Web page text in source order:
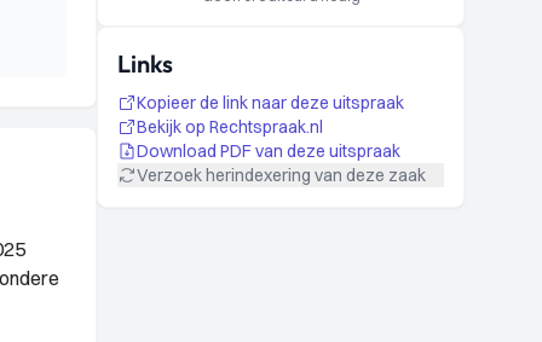
Links
Kopieer de link naar deze uitspraak
Bekijk op Rechtspraak.nl
Download PDF van deze uitspraak
Verzoek herindexering van deze zaak